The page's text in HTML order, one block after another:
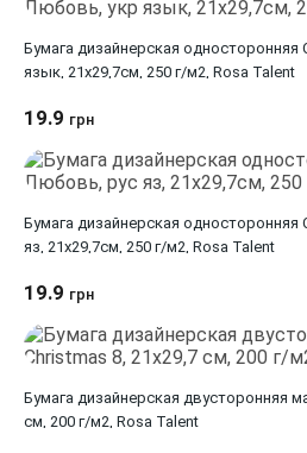
Бумага дизайнерская
язык, 21х29,7см, 250 г/м2, Rosa Talent
19.9 грн
Бумага дизайнерская
яз, 21х29,7см, 250 г/м2, Rosa Talent
19.9 грн
Бумага дизайнерская двусторонняя
см, 200 г/м2, Rosa Talent